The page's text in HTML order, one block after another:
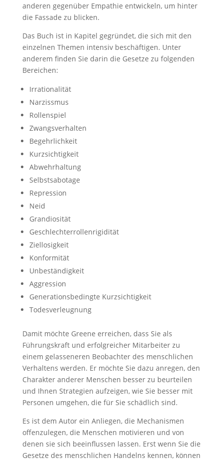
anderen gegenüber Empathie entwickeln, um hinter
die Fassade zu blicken.
Das Buch ist in Kapitel gegründet, die sich mit den
einzelnen Themen intensiv beschäftigen. Unter
anderem finden Sie darin die Gesetze zu folgenden
Bereichen:
Irrationalität
Narzissmus
Rollenspiel
Zwangsverhalten
Begehrlichkeit
Kurzsichtigkeit
Abwehrhaltung
Selbstsabotage
Repression
Neid
Grandiosität
Geschlechterrollenrigidität
Ziellosigkeit
Konformität
Unbeständigkeit
Aggression
Generationsbedingte Kurzsichtigkeit
Todesverleugnung
Damit möchte Greene erreichen, dass Sie als
Führungskraft und erfolgreicher Mitarbeiter zu
einem gelasseneren Beobachter des menschlichen
Verhaltens werden. Er möchte Sie dazu anregen, den
Charakter anderer Menschen besser zu beurteilen
und Ihnen Strategien aufzeigen, wie Sie besser mit
Personen umgehen, die für Sie schädlich sind.
Es ist dem Autor ein Anliegen, die Mechanismen
offenzulegen, die Menschen motivieren und von
denen sie sich beeinflussen lassen. Erst wenn Sie die
Gesetze des menschlichen Handelns kennen, können